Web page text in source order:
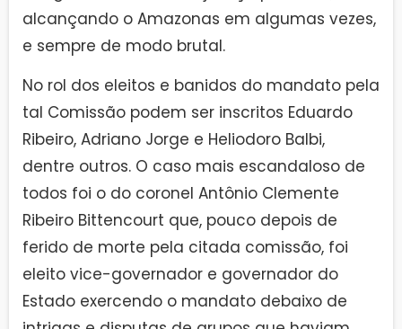
alcançando o Amazonas em algumas vezes,
e sempre de modo brutal.
No rol dos eleitos e banidos do mandato pela
tal Comissão podem ser inscritos Eduardo
Ribeiro, Adriano Jorge e Heliodoro Balbi,
dentre outros. O caso mais escandaloso de
todos foi o do coronel Antônio Clemente
Ribeiro Bittencourt que, pouco depois de
ferido de morte pela citada comissão, foi
eleito vice-governador e governador do
Estado exercendo o mandato debaixo de